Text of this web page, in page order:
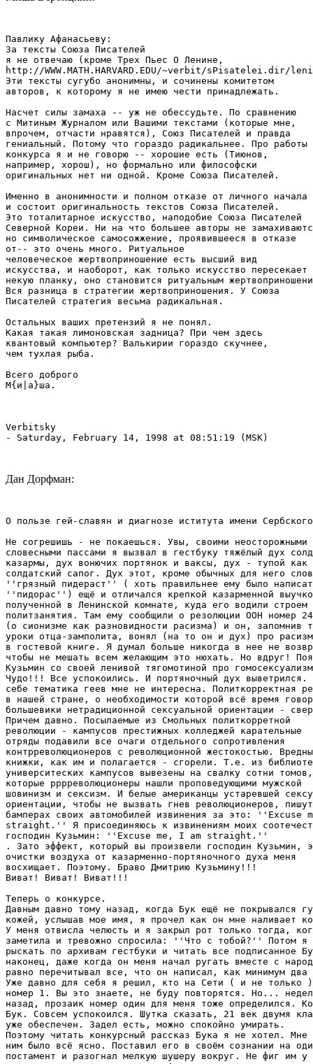
Павлику Афанасьеву:
За тексты Союза Писателей
я не отвечаю (кроме Трех Пьес О Ленине,
http://WWW.MATH.HARVARD.EDU/~verbit/sPisatelei.dir/
Эти тексты сугубо анонимны, и сочинены комитетом
авторов, к которому я не имею чести принадлежать.
Насчет силы замаха -- уж не обессудьте. По сравнению
с Митиным Журналом или Вашими текстами (которые мне,
впрочем, отчасти нравятся), Союз Писателей и правда
гениальный. Потому что гораздо радикальнее. Про работы
конкурса я и не говорю -- хорошие есть (Тиюнов,
например, хорош), но формально или философски
оригинальных нет ни одной. Кроме Союза Писателей.
Именно в анонимности и полном отказе от личного начала
и состоит оригинальность текстов Союза Писателей.
Это тоталитарное искусство, наподобие Союза Писателей
Северной Кореи. Ни на что большее авторы не
но символическое самосожжение, проявившееся в отказе
от-- это очень много. Ритуальное
человеческое жертвоприношение есть высший вид
искусства, и наоборот, как только искусство пересекает
некую планку, оно становится ритуальным
Вся разница в стратегии жертвоприношения. У Союза
Писателей стратегия весьма радикальная.
Остальных ваших претензий я не понял.
Какая такая лимоновская задница? При чем здесь
квантовый компьютер? Валькирии гораздо скучнее,
чем тухлая рыба.
Всего доброго
М{и|а}ша.
Verbitsky
- Saturday, February 14, 1998 at 08:51:19 (MSK)
Дан Дорфман:
О пользе гей-славян и диагнозе иститута имени
Не согрешишь - не покаешься. Увы, своими неосторожными
словесными пассами я вызвал в гестбуку тяжёлый дух
казармы, дух вонючих портянок и ваксы, дух - тупой как
солдатский сапог. Дух этот, кроме обычных для него
''грязный пидераст'' ( хоть правильнее ему было
''пидорас'') ещё и отличался крепкой казарменной
полученной в Ленинской комнате, куда его водили строем
политзанятия. Там ему сообщили о резолюции ООН номер
(о сионизме как разновидности расизма) и он, запомнив
уроки отца-замполита, вонял (на то он и дух) про
в гостевой книге. Я думал больше никогда в нее не
чтобы не мешать всем желающим это нюхать. Но вдруг!
Кузьмин со своей ленивой тягомотиной про
Чудо!!! Все успокоились. И портяночный дух выветрился.
себе тематика геев мне не интересна. Политкорректная
в нашей стране, о необходимости которой всё время
большевики нетрадиционной сексуальной ориентации -
Причем давно. Посылаемые из Смольных политкорретной
революции - кампусов престижных колледжей карательные
отряды подавили все очаги отдельного сопротивления
контрреволюционеров с революционной жестокостью.
книжки, как им и полагается - сгорели. Т.е. из
университеских кампусов вывезены на свалку сотни томов,
которые рррреволюционеры нашли проповедующими мужской
шовинизм и сексизм. И белые американцы устаревшей
ориентации, чтобы не вызвать гнев революционеров,
бамперах своих автомобилей извинения за это: ''Excuse
straight.'' Я присоединяюсь к извинениям моих
господин Кузьмин: ''Excuse me, I am straight.''
. Зато эффект, который вы произвели господин Кузьмин,
очистки воздуха от казарменно-портяночного духа меня
восхищает. Поэтому. Браво Дмитрию Кузьмину!!!
Виват! Виват! Виват!!!
Теперь о конкурсе.
Давным давно тому назад, когда Бук ещё не покрывался
кожей, услышав мое имя, я прочел как он мне наливает
У меня отвисла челюсть и я закрыл рот только тогда,
заметила и тревожно спросила: ''Что с тобой?'' Потом я
рыскать по архивам гестбуки и читать все подписанное
наконец, даже когда он меня начал ругать вместе с
равно перечитывал все, что он написал, как минимум
Уже давно для себя я решил, кто на Сети ( и не только
номер 1. Вы это знаете, не буду повторятся. Но...
назад, прозаик номер один для меня тоже определился.
Бук. Совсем успокоился. Шутка сказать, 21 век двумя
уже обеспечен. Задел есть, можно спокойно умирать.
Поэтому читать конкурсный рассказ Бука я не хотел.
ним было всё ясно. Поставил его в своём сознании на
постамент и разогнал мелкую шушеру вокруг. Не фиг им у